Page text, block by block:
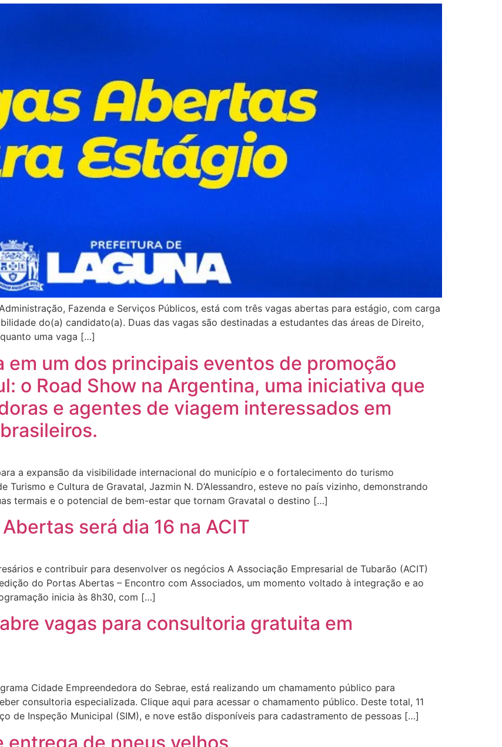
Fazenda e Serviços Públicos, está com três vagas abertas para estágio, com carga
do(a) candidato(a). Duas das vagas são destinadas a estudantes das áreas de Direito,
uma vaga […]
em um dos principais eventos de promoção
o Road Show na Argentina, uma iniciativa que
e agentes de viagem interessados em
a expansão da visibilidade internacional do município e o fortalecimento do turismo
e Cultura de Gravatal, Jazmin N. D’Alessandro, esteve no país vizinho, demonstrando
termais e o potencial de bem-estar que tornam Gravatal o destino […]
será dia 16 na ACIT
e contribuir para desenvolver os negócios A Associação Empresarial de Tubarão (ACIT)
do Portas Abertas – Encontro com Associados, um momento voltado à integração e ao
inicia às 8h30, com […]
vagas para consultoria gratuita em
Cidade Empreendedora do Sebrae, está realizando um chamamento público para
consultoria especializada. Clique aqui para acessar o chamamento público. Deste total, 11
de Inspeção Municipal (SIM), e nove estão disponíveis para cadastramento de pessoas […]